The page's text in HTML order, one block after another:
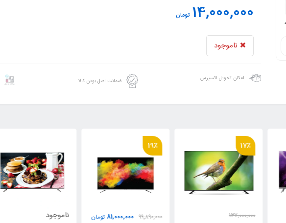
14,000,000 تومان
ناموجود
امکان تحویل اکسپرس ضمانت اصل بودن کالا
17٪
137,000,000
19٪
99,890,000
81,000,000 تومان
ناموجود